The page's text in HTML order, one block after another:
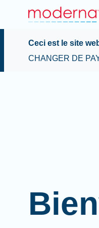
Ceci est le site
CHANGER DE